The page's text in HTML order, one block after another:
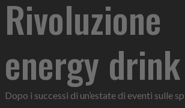
Rivoluzione
energy drink
Dopo i successi di un’estate di eventi sulle